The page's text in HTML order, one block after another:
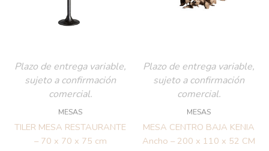
Plazo de entrega variable,
sujeto a confirmación
comercial.
MESAS
TILER MESA RESTAURANTE
– 70 x 70 x 75 cm
Plazo de entrega variable,
sujeto a confirmación
comercial.
MESAS
MESA CENTRO BAJA KENIA
Ancho – 200 x 110 x 52 CM